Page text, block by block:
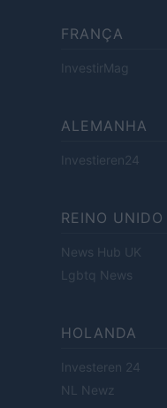
FRANÇA
InvestirMag
ALEMANHA
Investieren24
REINO UNIDO
News Hub UK
Lgbtq News
HOLANDA
Investeren 24
NL Newz